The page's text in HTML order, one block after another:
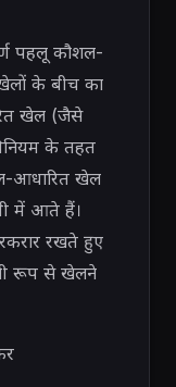
पहलू कौशल-
के बीच का
खेल (जैसे
के तहत
आधारित खेल
में आते हैं।
रखते हुए
रूप से खेलने